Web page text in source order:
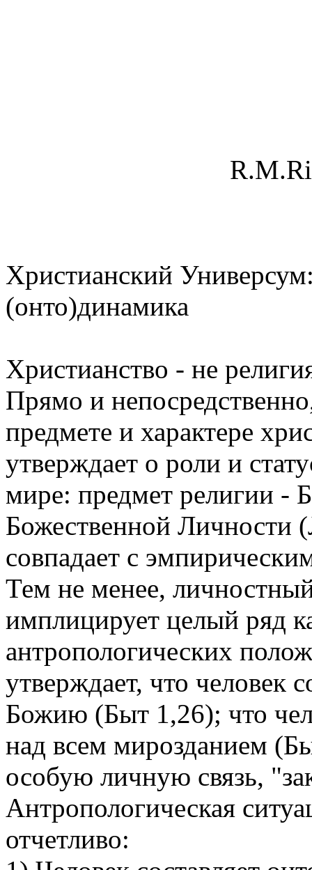
Христианский
(онто)динамика
Христианство - не
Прямо и
предмете и характере
утверждает о роли и
мире: предмет религии -
Божественной Личности
совпадает с
Тем не менее,
имплицирует целый ряд
антропологических
утверждает, что человек
Божию (Быт 1,26); что
над всем мирозданием
особую личную связь,
Антропологическая
отчетливо: